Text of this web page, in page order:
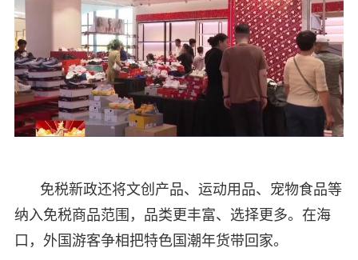
免税新政还将文创产品、运动用品、宠物食品等
纳入免税商品范围，品类更丰富、选择更多。在海
口，外国游客争相把特色国潮年货带回家。